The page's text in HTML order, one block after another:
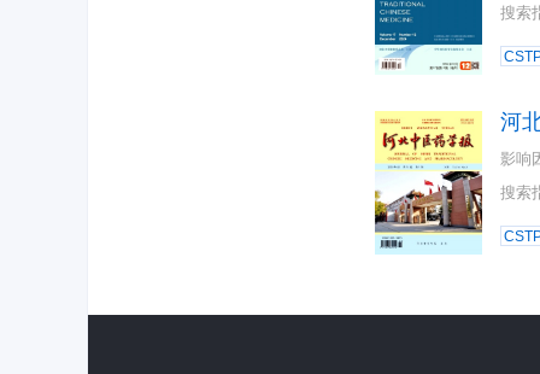
搜索
河
影响
搜索